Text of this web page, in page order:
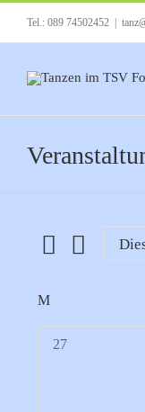
InhaltTel.: 089 74502452
Kalender
von
Veranstaltungen
M
0
27